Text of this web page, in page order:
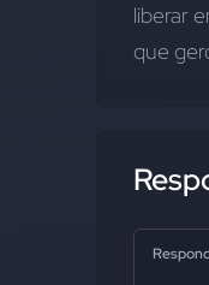
liberar
que